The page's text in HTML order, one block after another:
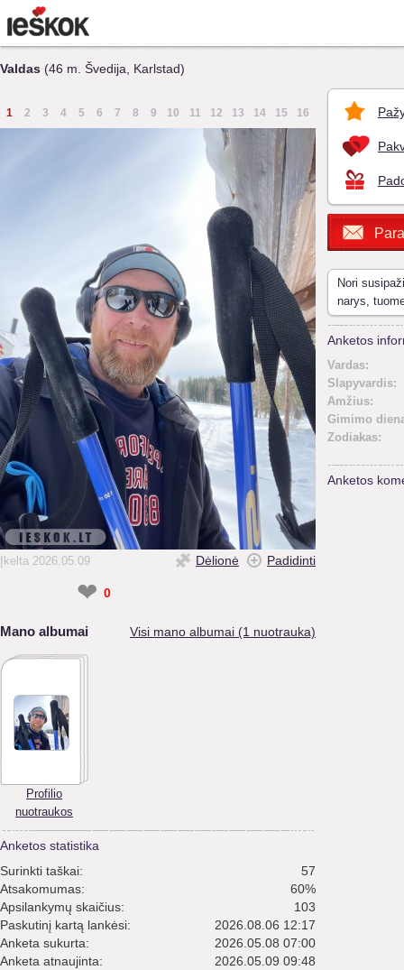
Valdas (46 m. Švedija, Karlstad)
1 2 3 4 5 6 7 8 9 10 11 12 13 14 15 16
Įkelta 2026.05.09 Dėlionė Padidinti
❤ 0
Mano albumai Visi mano albumai (1 nuotrauka)
Profilio
nuotraukos
Anketos statistika
Surinkti taškai:
57
Atsakomumas:
60%
Apsilankymų skaičius:
103
Paskutinį kartą lankėsi:
2026.08.06 12:17
Anketa sukurta:
2026.05.08 07:00
Anketa atnaujinta:
2026.05.09 09:48
Nori
narys,
Anketos
Vardas:
Slapyvardis:
Amžius:
Gimimo
Zodiakas:
Anketos